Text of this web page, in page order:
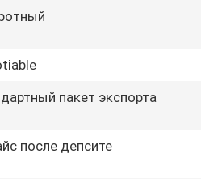
пакет экспорта
после депсите